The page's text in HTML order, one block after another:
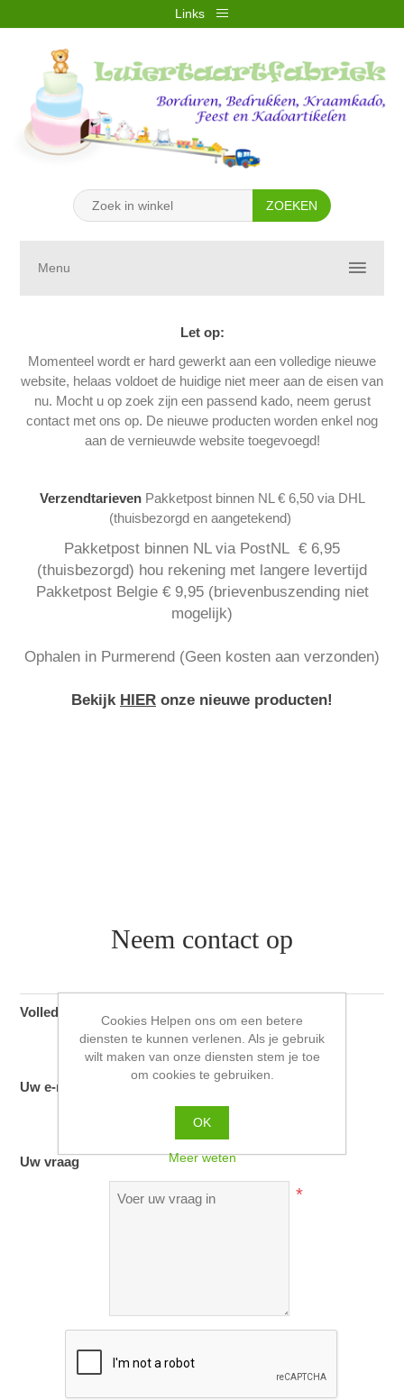
Links
REGISTREREN
WINKELWAGEN (0)
Menu
Let op:
Momenteel wordt er hard gewerkt aan een volledige nieuwe
website, helaas voldoet de huidige niet meer aan de eisen van
nu. Mocht u op zoek zijn een passend kado, neem gerust
contact met ons op. De nieuwe producten worden enkel nog
aan de vernieuwde website toegevoegd!
Verzendtarieven Pakketpost binnen NL € 6,50 via DHL
(thuisbezorgd en aangetekend)
Pakketpost binnen NL via PostNL € 6,95
(thuisbezorgd) hou rekening met langere levertijd
Pakketpost Belgie € 9,95 (brievenbuszending niet
mogelijk)
Ophalen in Purmerend (Geen kosten aan verzonden)
Bekijk HIER onze nieuwe producten!
Neem contact op
Volledige naam
*
Uw e-mailadres
Uw vraag
*
Cookies Helpen ons om een betere
diensten te kunnen verlenen. Als je gebruik
wilt maken van onze diensten stem je toe
om cookies te gebruiken.
OK
Meer weten